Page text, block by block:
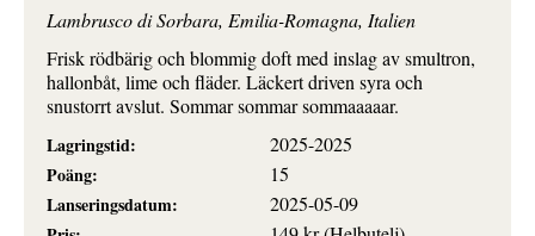
Lambrusco di Sorbara, Emilia-Romagna, Italien
Frisk rödbärig och blommig doft med inslag av smultron,
hallonbåt, lime och fläder. Läckert driven syra och
snustorrt avslut. Sommar sommar sommaaaaar.
Lagringstid:
2025-2025
Poäng:
15
Lanseringsdatum:
2025-05-09